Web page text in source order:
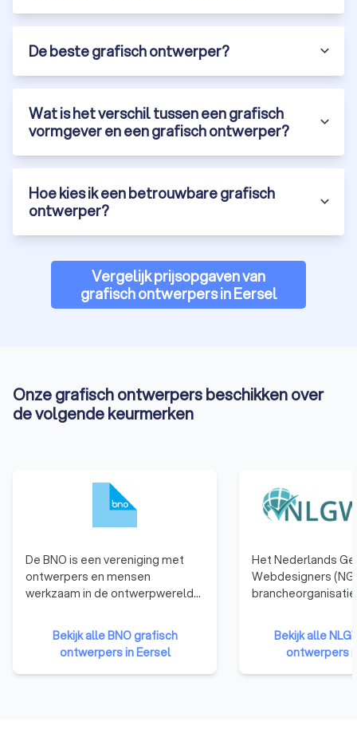
De beste grafisch ontwerper?
Wat is het verschil tussen een grafisch
vormgever en een grafisch ontwerper?
Hoe kies ik een betrouwbare grafisch
ontwerper?
Vergelijk prijsopgaven van
grafisch ontwerpers in Eersel
Onze grafisch ontwerpers beschikken over
de volgende keurmerken
De BNO is een vereniging met
ontwerpers en mensen
werkzaam in de ontwerpwereld
vertegenwoordigt en versterkt
ontwerpers in Nederland.
Bekijk alle BNO grafisch
ontwerpers in Eersel
Het Nederlands
Webdesigners
die zijn
hebben namelijk
de nodige kennis,
vaardigheden te
Bekijk alle
ontwerpers